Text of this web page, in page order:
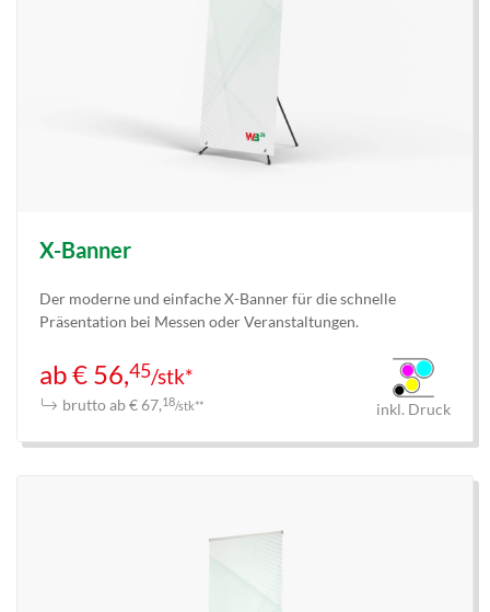
X-Banner
Der moderne und einfache X-Banner für die schnelle
Präsentation bei Messen oder Veranstaltungen.
ab € 56,45/stk*
brutto ab € 67,18/stk** inkl. Druck